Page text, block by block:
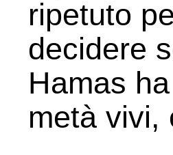
ripetuto
decidere
Hamas
metà vivi,